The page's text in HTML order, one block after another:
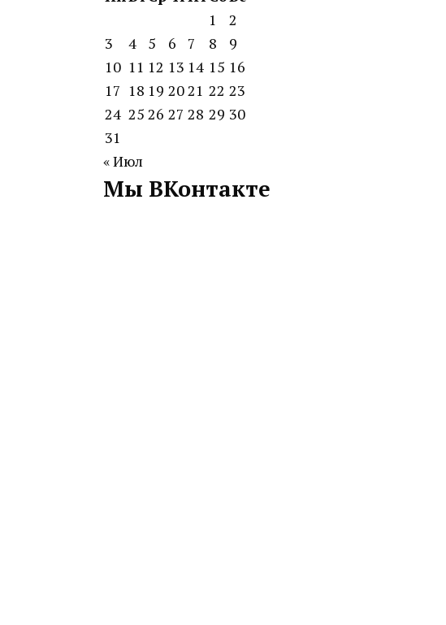
1
2
3
4 5 6 7 8
9
10 11 12 13 14 15 16
17 18 19 2021 22 23
24 25 26 27 28 29 30
31
« Июл
Мы ВКонтакте